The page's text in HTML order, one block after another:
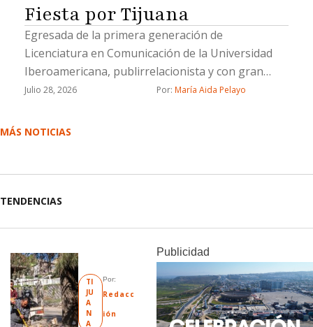
Fiesta por Tijuana
Egresada de la primera generación de
Licenciatura en Comunicación de la Universidad
Iberoamericana, publirrelacionista y con gran
trayectoria como editora de sociales.
Julio 28, 2026 Por: María Aida Pelayo
MÁS NOTICIAS
TENDENCIAS
TI
JU
A
N
A
Por:
Redacc
ión
Publicidad